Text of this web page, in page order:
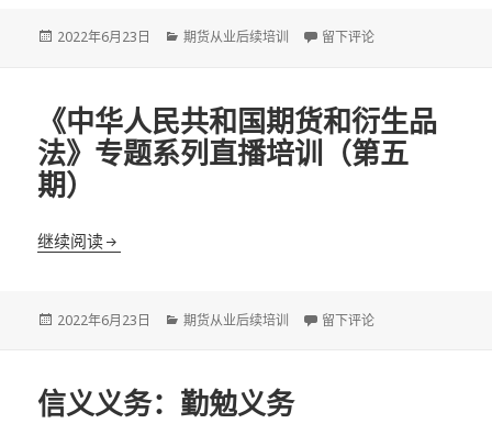
发
2022年6月23日
分
期货从业后续培训 于完善全球治理体系——百
留下评论
《中华人民共和国期货和衍生品
法》专题系列直播培训（第五
期）
继续阅读《中华人民共和国期货和衍生品法》专题系列直播培
发
2022年6月23日
分
期货从业后续培训 于《中华人民共和国期货和
留下评论
信义义务：勤勉义务